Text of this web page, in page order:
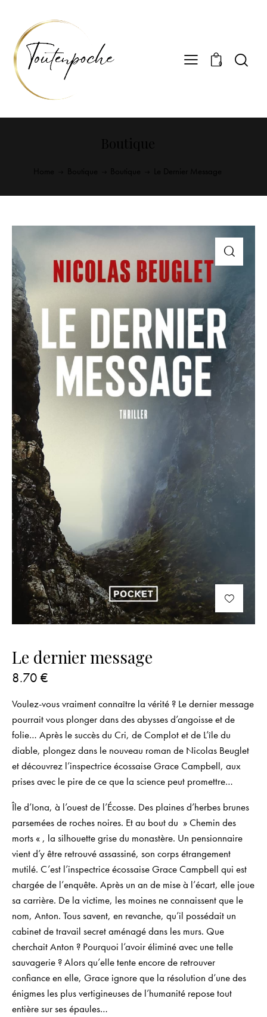
0
Le dernier message
8.70 €
Voulez-vous vraiment connaître la vérité ? Le dernier message
pourrait vous plonger dans des abysses d’angoisse et de
folie… Après le succès du Cri, deComplotet de L’île du
diable, plongez dans le nouveau roman de Nicolas Beuglet
et découvrez l’inspectrice écossaise Grace Campbell, aux
prises avec le pire de ce que la science peut promettre…
Île d’Iona, à l’ouest de l’Écosse. Des plaines d’herbes brunes
parsemées de roches noires. Et au bout du » Chemin des
morts « , la silhouette grise du monastère. Un pensionnaire
vient d’y être retrouvé assassiné, son corps étrangement
mutilé. C’est l’inspectrice écossaise Grace Campbell qui est
chargée de l’enquête. Après un an de mise à l’écart, elle joue
sa carrière. De la victime, les moines ne connaissent que le
nom, Anton. Tous savent, en revanche, qu’il possédait un
cabinet de travail secret aménagé dans les murs. Que
cherchait Anton ? Pourquoi l’avoir éliminé avec une telle
sauvagerie ? Alors qu’elle tente encore de retrouver
confiance en elle, Grace ignore que la résolution d’une des
énigmes les plus vertigineuses de l’humanité repose tout
entière sur ses épaules…